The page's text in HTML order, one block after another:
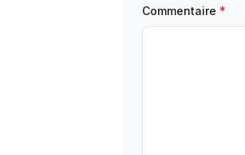
Commentaire *